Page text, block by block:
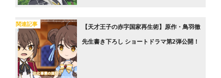
関連記事 【天才王子の赤字国家再生術】原作・鳥羽徹
先生書き下ろし ショートドラマ第2弾公開！